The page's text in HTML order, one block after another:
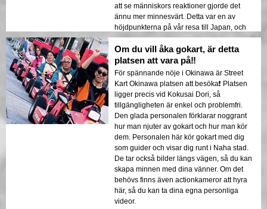
att se människors reaktioner gjorde det
ännu mer minnesvärt. Detta var en av
höjdpunkterna på vår resa till Japan, och
jag rekommenderar det starkt!"
Om du vill åka gokart, är detta
platsen att vara på‼️
För spännande nöje i Okinawa är Street
Kart Okinawa platsen att besöka❗️ Platsen
ligger precis vid Kokusai Dori, så
tillgängligheten är enkel och problemfri.
Den glada personalen förklarar noggrant
hur man njuter av gokart och hur man kör
dem. Personalen här kör gokart med dig
som guider och visar dig runt i Naha stad.
De tar också bilder längs vägen, så du kan
skapa minnen med dina vänner. Om det
behövs finns även actionkameror att hyra
här, så du kan ta dina egna personliga
videor.